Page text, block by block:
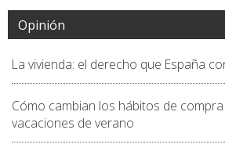
Opinión
La vivienda: el derecho que España
Cómo cambian los hábitos de
vacaciones de verano